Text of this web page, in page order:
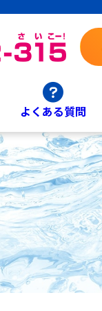
よくある質問